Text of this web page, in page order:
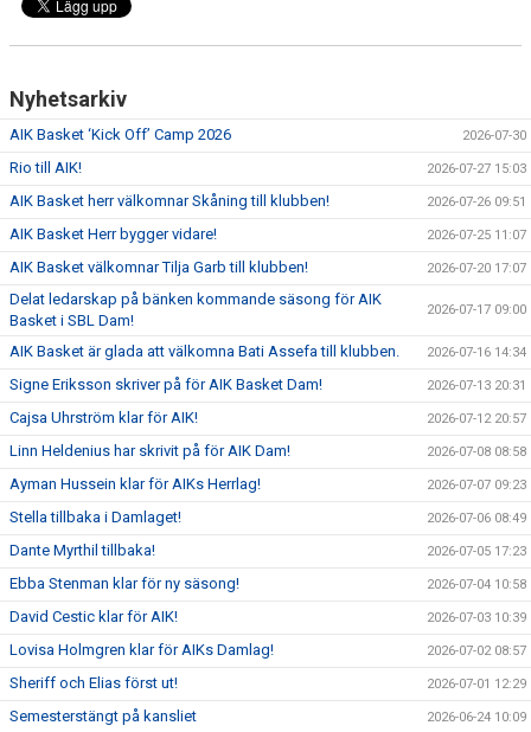
Nyhetsarkiv
AIK Basket ‘Kick Off’ Camp 2026 2026-07-30
Rio till AIK! 2026-07-27 15:03
AIK Basket herr välkomnar Skåning till klubben! 2026-07-26 09:51
AIK Basket Herr bygger vidare! 2026-07-25 11:07
AIK Basket välkomnar Tilja Garb till klubben! 2026-07-20 17:07
Delat ledarskap på bänken kommande säsong för AIK
Basket i SBL Dam!
2026-07-17 09:00
AIK Basket är glada att välkomna Bati Assefa till klubben. 2026-07-16 14:34
Signe Eriksson skriver på för AIK Basket Dam! 2026-07-13 20:31
Cajsa Uhrström klar för AIK! 2026-07-12 20:57
Linn Heldenius har skrivit på för AIK Dam! 2026-07-08 08:58
Ayman Hussein klar för AIKs Herrlag! 2026-07-07 09:23
Stella tillbaka i Damlaget! 2026-07-06 08:49
Dante Myrthil tillbaka! 2026-07-05 17:23
Ebba Stenman klar för ny säsong! 2026-07-04 10:58
David Cestic klar för AIK! 2026-07-03 10:39
Lovisa Holmgren klar för AIKs Damlag! 2026-07-02 08:57
Sheriff och Elias först ut! 2026-07-01 12:29
Semesterstängt på kansliet 2026-06-24 10:09